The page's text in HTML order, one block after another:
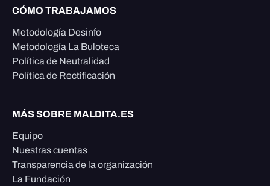
CÓMO TRABAJAMOS
Metodología Desinfo
Metodología La Buloteca
Política de Neutralidad
Política de Rectificación
MÁS SOBRE MALDITA.ES
Equipo
Nuestras cuentas
Transparencia de la organización
La Fundación